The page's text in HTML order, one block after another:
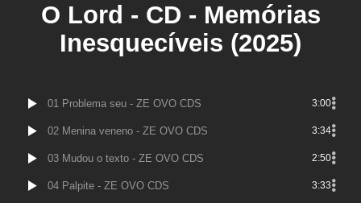
O Lord - CD - Memórias
Inesquecíveis (2025)
01 Problema seu - ZE OVO CDS 3:00
02 Menina veneno - ZE OVO CDS 3:34
03 Mudou o texto - ZE OVO CDS 2:50
04 Palpite - ZE OVO CDS 3:33